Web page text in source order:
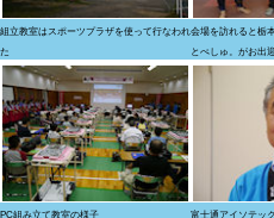
組立教室はスポーツプラザを使って行なわれ
た
会場を訪れると栃
とぺしゅ。がお出
PC組み立て教室の様子 富士通アイソテッ